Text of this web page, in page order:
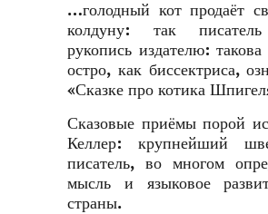
…голодный кот продаёт
колдуну: так
рукопись издателю: такова
остро, как биссектриса,
«Сказке про котика
Сказовые приёмы порой
Келлер: крупнейший
писатель, во многом
мысль и языковое
страны.